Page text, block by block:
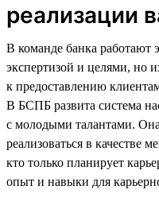
реализации
В команде банка работают
экспертизой и целями, но
к предоставлению
В БСПБ развита система
с молодыми талантами.
реализоваться в качестве
кто только планирует
опыт и навыки для